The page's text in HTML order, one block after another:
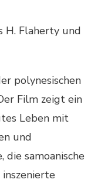
H. Flaherty und
polynesischen
Film zeigt ein
Leben mit
und
samoanische